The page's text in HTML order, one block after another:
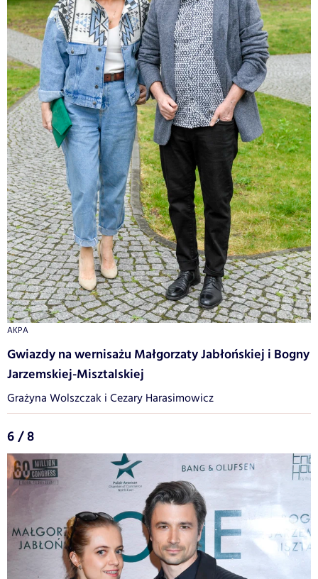
AKPA
Gwiazdy na wernisażu Małgorzaty Jabłońskiej i Bogny
Jarzemskiej-Misztalskiej
Grażyna Wolszczak i Cezary Harasimowicz
6 / 8